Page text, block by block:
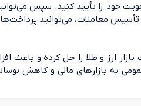
و هویت خود را تأیید کنید. سپس
معاملات، می‌توانید
بازار ارز و طلا را حل کرده و
به بازارهای مالی و کاهش